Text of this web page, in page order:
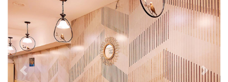
Previous Next